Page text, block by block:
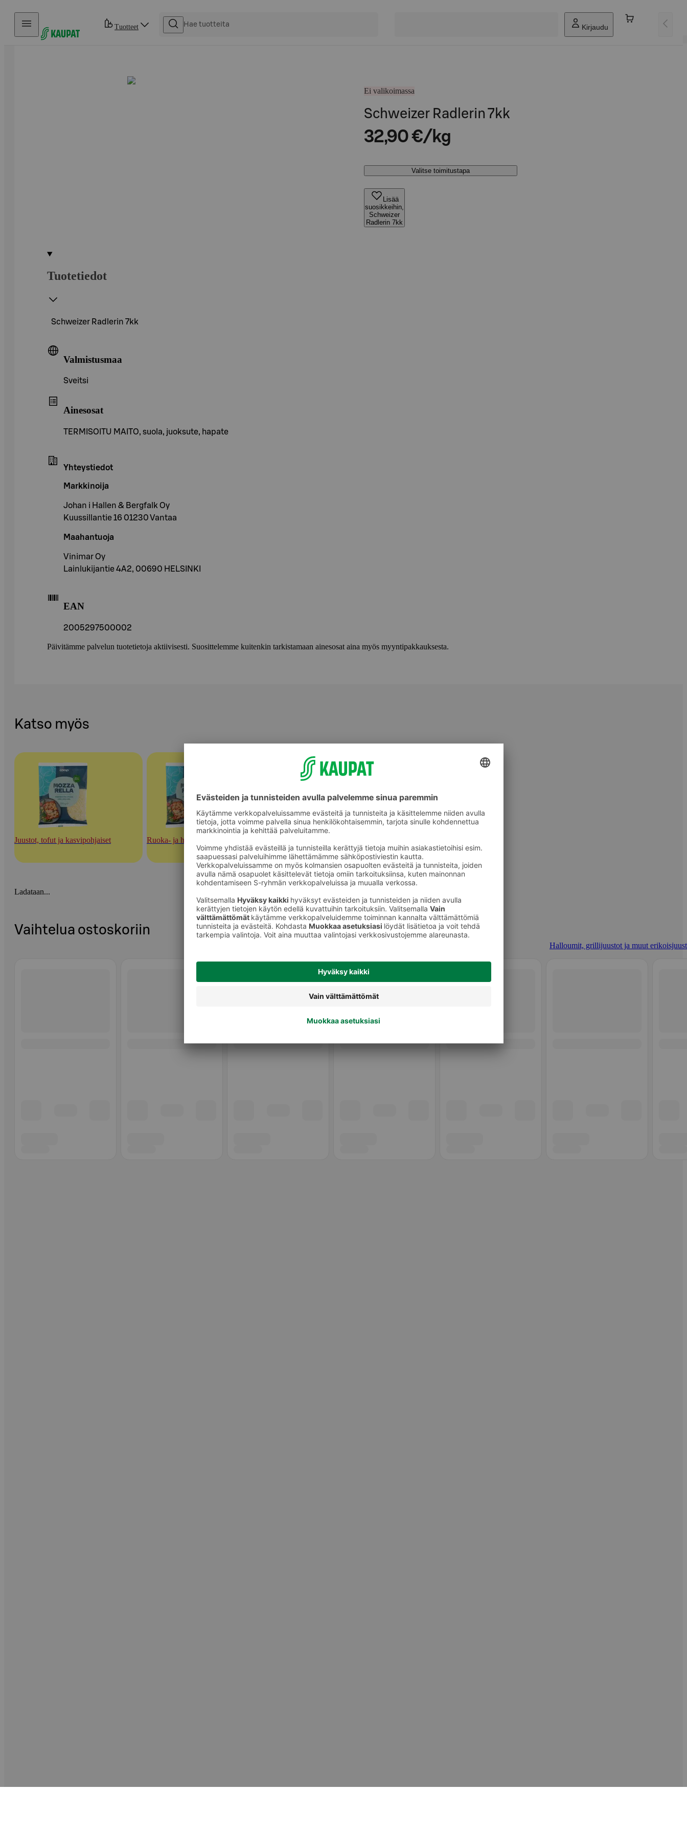
Hyppää sisältöön
Tuotteet Kirjaudu
Ei valikoimassa
Schweizer Radlerin 7kk
32,90 €/kg
Valitse toimitustapa
Lisää
suosikkeihin,
Schweizer
Radlerin 7kk
Tuotetiedot
Schweizer Radlerin 7kk
Valmistusmaa
Sveitsi
Ainesosat
TERMISOITU MAITO, suola, juoksute, hapate
Yhteystiedot
Markkinoija
Johan i Hallen & Bergfalk Oy
Kuussillantie 16 01230 Vantaa
Maahantuoja
Vinimar Oy
Lainlukijantie 4A2, 00690 HELSINKI
EAN
2005297500002
Päivitämme palvelun tuotetietoja aktiivisesti. Suosittelemme kuitenkin tarkistamaan ainesosat aina myös myyntipakkauksesta.
Katso myös
Juustot, tofut ja kasvipohjaiset Ruoka- ja herkuttelujuustot
Halloumit, grillijuustot ja muut
erikoisjuustot
Ladataan...
Vaihtelua ostoskoriin
Halloumit, grillijuustot ja muut